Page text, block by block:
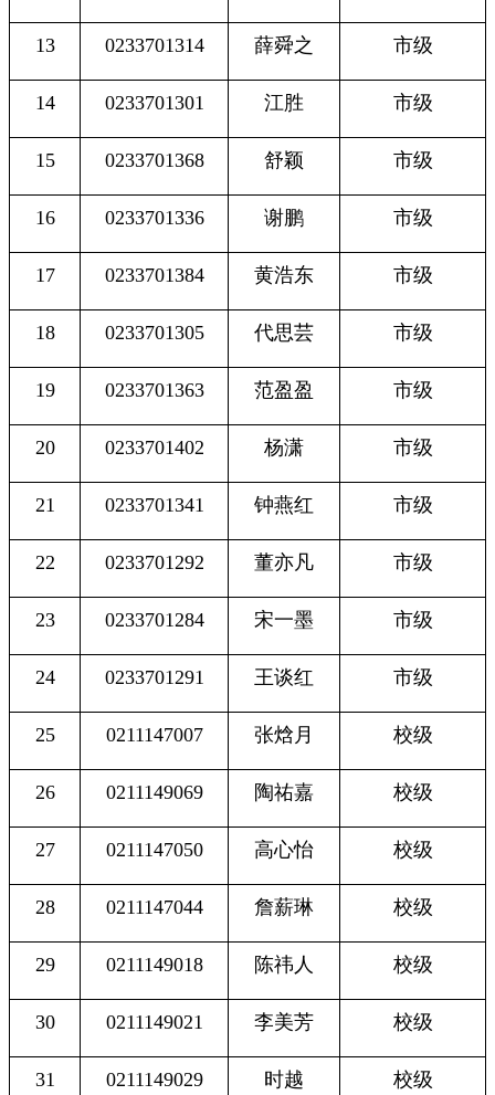
13 0233701314 薛舜之 市级
14 0233701301 江胜 市级
15 0233701368 舒颖 市级
16 0233701336 谢鹏 市级
17 0233701384 黄浩东 市级
18 0233701305 代思芸 市级
19 0233701363 范盈盈 市级
20 0233701402 杨潇 市级
21 0233701341 钟燕红 市级
22 0233701292 董亦凡 市级
23 0233701284 宋一墨 市级
24 0233701291 王谈红 市级
25 0211147007 张焓月 校级
26 0211149069 陶祐嘉 校级
27 0211147050 高心怡 校级
28 0211147044 詹薪琳 校级
29 0211149018 陈祎人 校级
30 0211149021 李美芳 校级
31 0211149029 时越 校级